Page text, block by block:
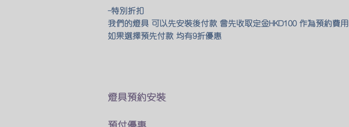
-特別折扣
我們的燈具 可以先安裝後付款 會先收取定金HKD100 作為預約費用
如果選擇預先付款 均有9折優惠
​燈具預約安裝
預付優惠​